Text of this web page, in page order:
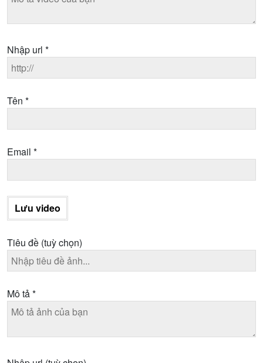
Nhập url *
Tên *
Email *
Lưu video
Tiêu đề (tuỳ chọn)
Mô tả*